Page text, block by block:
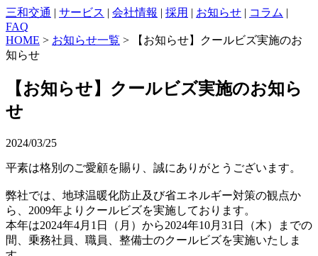
三和交通 | サービス | 会社情報 | 採用 | お知らせ | コラム |
FAQ
HOME > お知らせ一覧 > 【お知らせ】クールビズ実施のお
知らせ
【お知らせ】クールビズ実施のお知ら
せ
2024/03/25
平素は格別のご愛顧を賜り、誠にありがとうございます。
弊社では、地球温暖化防止及び省エネルギー対策の観点か
ら、2009年よりクールビズを実施しております。
本年は2024年4月1日（月）から2024年10月31日（木）までの
間、乗務社員、職員、整備士のクールビズを実施いたしま